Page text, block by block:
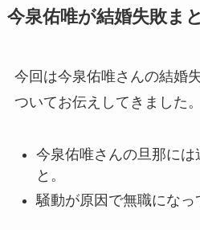
今泉佑唯が結婚失敗ま
今回は今泉佑唯さんの結婚
ついてお伝えしてきました。
今泉佑唯さんの旦那には
と。
騒動が原因で無職になっ